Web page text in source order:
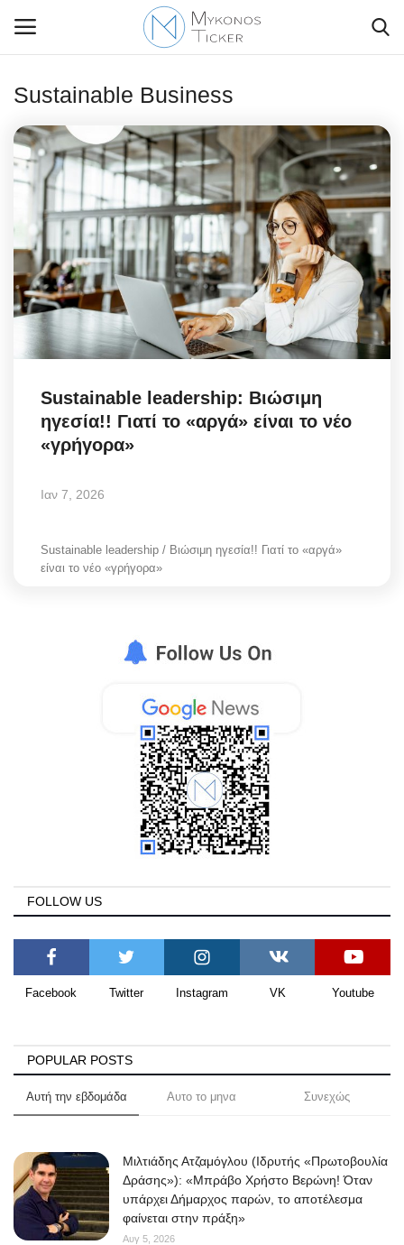
Contact Us
Politique
Business
Travel
World
Style Adorés
Mykonos
Cost Of Living Crisis
L’Art des Sens
All News
Local Elections 2023
About
Sustainable Business
Sustainable leadership: Βιώσιμη
ηγεσία!! Γιατί το «αργά» είναι το νέο
«γρήγορα»
Ιαν 7, 2026
Sustainable leadership / Βιώσιμη ηγεσία!! Γιατί το «αργά»
είναι το νέο «γρήγορα»
FOLLOW US
Facebook Twitter Instagram VK Youtube
POPULAR POSTS
Αυτή την εβδομάδα Αυτο το μηνα Συνεχώς
Μιλτιάδης Ατζαμόγλου (Ιδρυτής «Πρωτοβουλία
Δράσης»): «Μπράβο Χρήστο Βερώνη! Όταν
υπάρχει Δήμαρχος παρών, το αποτέλεσμα
φαίνεται στην πράξη»
Αυγ 5, 2026